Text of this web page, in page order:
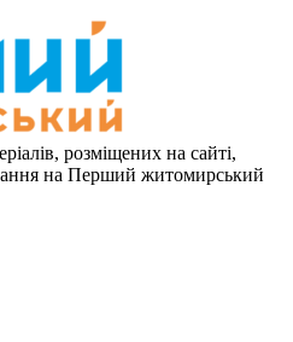
розміщених на сайті,
на Перший житомирський